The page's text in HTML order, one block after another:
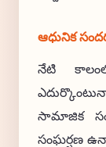
ఆధునిక
నేటి
సామాజిక
సంఘర్షణ